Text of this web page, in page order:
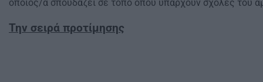
οποίος/α σπουδάζει σε τόπο όπου υπάρχουν σχολές του
Την σειρά προτίμησης